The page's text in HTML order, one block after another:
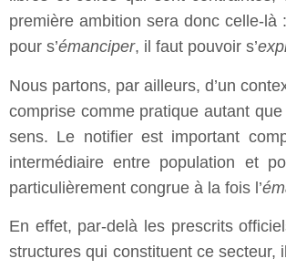
première ambition sera donc celle-
pour s’émanciper, il faut pouvoir s’
Nous partons, par ailleurs, d’un
comprise comme pratique autant
sens. Le notifier est important
intermédiaire entre population et
particulièrement congrue à la fois l’
En effet, par-delà les prescrits
structures qui constituent ce